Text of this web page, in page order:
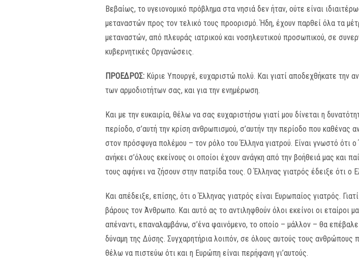
Βεβαίως, το υγειονομικό πρόβλημα στα νησιά δεν ήταν, ούτε είναι
μεταναστών προς τον τελικό τους προορισμό. Ήδη, έχουν παρθεί όλα τα
μεταναστών, από πλευράς ιατρικού και νοσηλευτικού προσωπικού, σε
κυβερνητικές Οργανώσεις.
ΠΡΟΕΔΡΟΣ: Κύριε Υπουργέ, ευχαριστώ πολύ. Και γιατί αποδεχθήκατε την
των αρμοδιοτήτων σας, και για την ενημέρωση.
Και με την ευκαιρία, θέλω να σας ευχαριστήσω γιατί μου δίνεται η
περίοδο, σ’αυτή την κρίση ανθρωπισμού, σ’αυτήν την περίοδο που καθένας
στον πρόσφυγα πολέμου – τον ρόλο του Έλληνα γιατρού. Είναι γνωστό ότι
ανήκει σ’όλους εκείνους οι οποίοι έχουν ανάγκη από την βοήθειά μας και
τους αφήνει να ζήσουν στην πατρίδα τους. Ο Έλληνας γιατρός έδειξε ότι
Και απέδειξε, επίσης, ότι ο Έλληνας γιατρός είναι Ευρωπαίος γιατρός.
βάρους τον Άνθρωπο. Και αυτό ας το αντιληφθούν όλοι εκείνοι οι εταίροι
απέναντι, επαναλαμβάνω, σ’ένα φαινόμενο, το οποίο – μάλλον – θα
δύναμη της Δύσης. Συγχαρητήρια λοιπόν, σε όλους αυτούς τους
θέλω να πιστεύω ότι και η Ευρώπη είναι περήφανη γι’αυτούς.